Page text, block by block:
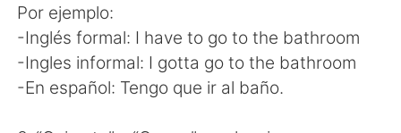
Por ejemplo:
-Inglés formal: I have to go to the bathroom
-Ingles informal: I gotta go to the bathroom
-En español: Tengo que ir al baño.